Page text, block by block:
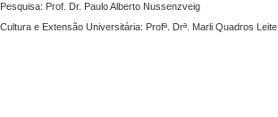
Pesquisa: Prof. Dr. Paulo Alberto Nussenzveig
Cultura e Extensão Universitária: Profª. Drª. Marli Quadros Leite